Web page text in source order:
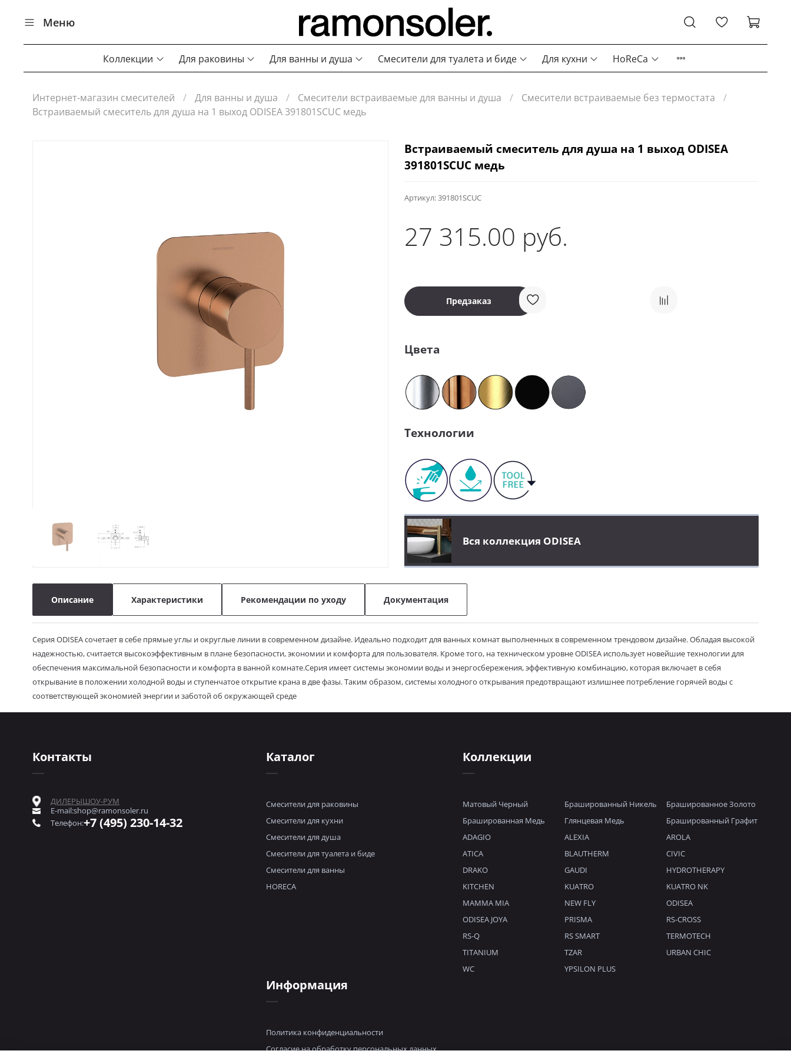
Меню
Коллекции Для раковины Для ванны и душа Смесители для туалета и биде Для кухни HoReCa
Интернет-магазин смесителей Для ванны и душа Смесители встраиваемые для ванны и душа
Смесители встраиваемые без термостата
Встраиваемый смеситель для душа на 1 выход ODISEA 391801SCUC медь
Артикул:391801SCUC
Встраиваемый смеситель для душа на 1 выход ODISEA
391801SCUC медь
27 315.00 руб.
Предзаказ
Цвета
Технологии
Вся коллекция ODISEA
Описание Характеристики Рекомендации по уходу Документация
Серия ODISEAсочетает в себе прямые углы и округлые линии в современном дизайне. Идеально подходит для ванных комнат выполненных в современном трендовом дизайне. Обладая высокой
надежностью, считается высокоэффективным в плане безопасности, экономии и комфорта для пользователя. Кроме того, на техническом уровне ODISEA использует новейшие технологии для
обеспечения максимальной безопасности и комфорта в ванной комнате.Серия имеет системы экономии воды и энергосбережения, эффективную комбинацию, которая включает в себя
открывание в положении холодной воды и ступенчатое открытие крана в две фазы. Таким образом, системы холодного открывания предотвращают излишнее потребление горячей воды с
соответствующей экономией энергии и заботой об окружающей среде
Каталог
Смесители для раковины
Смесители для кухни
Смесители для душа
Смесители для туалета и биде
Смесители для ванны
HORECA
Коллекции
Матовый Черный Брашированный Никель
Брашированное Золото
Брашированная Медь
Глянцевая Медь
Брашированный Графит
ADAGIO
ALEXIA
AROLA
ATICA
BLAUTHERM
CIVIC
DRAKO
GAUDI
HYDROTHERAPY
KITCHEN
KUATRO
KUATRO NK
MAMMA MIA
NEW FLY
ODISEA
ODISEA JOYA
PRISMA
RS-CROSS
RS-Q
RS SMART
TERMOTECH
TITANIUM
TZAR
URBAN CHIC
WC
YPSILON PLUS
Информация
Политика конфиденциальности
Согласие на обработку персональных данных
Контакты
ДИЛЕРЫШОУ-РУМ
E-mail:shop@ramonsoler.ru
Телефон:+7 (495) 230-14-32